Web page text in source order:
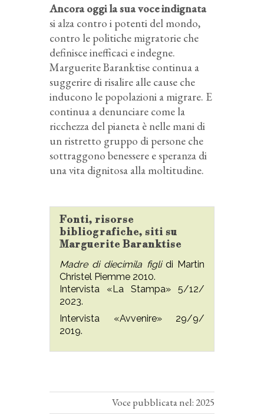
Ancora oggi la sua voce indignata
si alza contro i potenti del mondo,
contro le politiche migratorie che
definisce inefficaci e indegne.
Marguerite Baranktise continua a
suggerire di risalire alle cause che
inducono le popolazioni a migrare. E
continua a denunciare come la
ricchezza del pianeta è nelle mani di
un ristretto gruppo di persone che
sottraggono benessere e speranza di
una vita dignitosa alla moltitudine.
Fonti, risorse
bibliografiche, siti su
Marguerite Baranktise
Madre di diecimila figli di Martin
Christel Piemme 2010.
Intervista «La Stampa» 5/12/
2023.
Intervista «Avvenire» 29/9/
2019.
Voce pubblicata nel: 2025